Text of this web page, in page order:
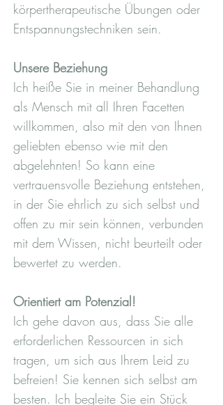
körpertherapeutische Übungen oder
Entspannungstechniken sein.
Unsere Beziehung
Ich heiße Sie in meiner Behandlung
als Mensch mit all Ihren Facetten
willkommen, also mit den von Ihnen
geliebten ebenso wie mit den
abgelehnten! So kann eine
vertrauensvolle Beziehung entstehen,
in der Sie ehrlich zu sich selbst und
offen zu mir sein können, verbunden
mit dem Wissen, nicht beurteilt oder
bewertet zu werden.
Orientiert am Potenzial!
Ich gehe davon aus, dass Sie alle
erforderlichen Ressourcen in sich
tragen, um sich aus Ihrem Leid zu
befreien! Sie kennen sich selbst am
besten. Ich begleite Sie ein Stück